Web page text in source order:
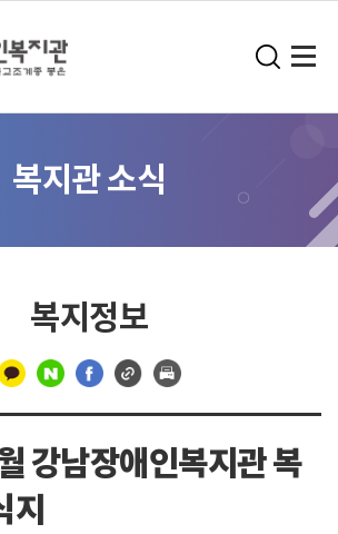
복지관 소식
복지정보
강남장애인복지관 복
지